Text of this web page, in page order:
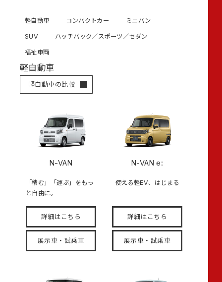
軽自動車 コンパクトカー ミニバン
SUV ハッチバック／スポーツ／セダン
福祉車両
軽自動車
軽自動車の比較
N-VAN
「積む」「運ぶ」をもっ
と自由に。
詳細はこちら
展示車・試乗車
N-VAN e:
使える軽EV、はじまる
詳細はこちら
展示車・試乗車